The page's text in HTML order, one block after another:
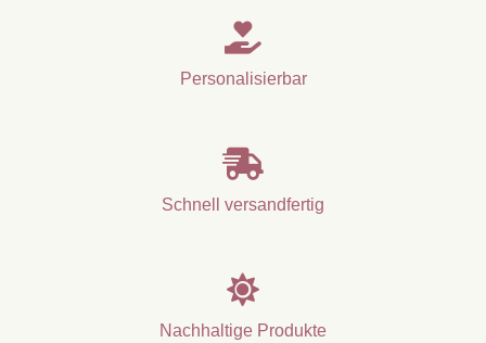

Personalisierbar

Schnell versandfertig

Nachhaltige Produkte